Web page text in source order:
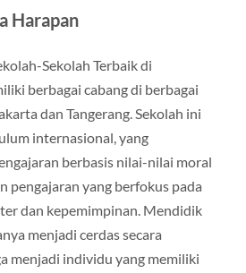
Harapan
Sekolah Terbaik di
berbagai cabang di berbagai
dan Tangerang. Sekolah ini
internasional, yang
berbasis nilai-nilai moral
pengajaran yang berfokus pada
dan kepemimpinan. Mendidik
menjadi cerdas secara
menjadi individu yang memiliki